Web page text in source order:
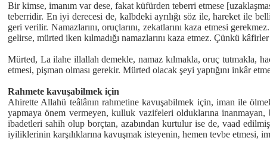
Bir kimse, imanım var dese, fakat küfürden teberri etmese
teberridir. En iyi derecesi de, kalbdeki ayrılığı söz ile, hareket ile
geri verilir. Namazlarını, oruçlarını, zekatlarını kaza etmesi
gelirse, mürted iken kılmadığı namazlarını kaza etmez. Çünkü
Mürted, La ilahe illallah demekle, namaz kılmakla, oruç tutmakla,
etmesi, pişman olması gerekir. Mürted olacak şeyi yaptığını inkâr
Rahmete kavuşabilmek için
Ahirette Allahü teâlânın rahmetine kavuşabilmek için, iman ile
yapmaya önem vermeyen, kulluk vazifeleri olduklarına
ibadetleri sahih olup borçtan, azabından kurtulur ise de, vaad
iyiliklerinin karşılıklarına kavuşmak isteyenin, hemen tevbe etmesi,